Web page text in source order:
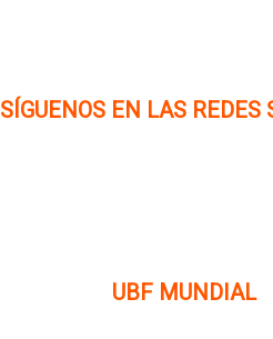
SÍGUENOS EN LAS REDES
UBF MUNDIAL